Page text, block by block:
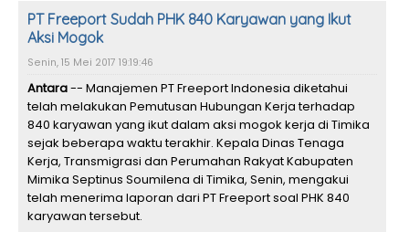
PT Freeport Sudah PHK 840 Karyawan yang Ikut
Aksi Mogok
Senin, 15 Mei 2017 19:19:46
Antara-- Manajemen PT Freeport Indonesia diketahui
telah melakukan Pemutusan Hubungan Kerja terhadap
840 karyawan yang ikut dalam aksi mogok kerja di Timika
sejak beberapa waktu terakhir. Kepala Dinas Tenaga
Kerja, Transmigrasi dan Perumahan Rakyat Kabupaten
Mimika Septinus Soumilena di Timika, Senin, mengakui
telah menerima laporan dari PT Freeport soal PHK 840
karyawan tersebut.